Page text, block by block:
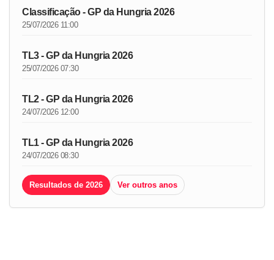
Classificação - GP da Hungria 2026
25/07/2026 11:00
TL3 - GP da Hungria 2026
25/07/2026 07:30
TL2 - GP da Hungria 2026
24/07/2026 12:00
TL1 - GP da Hungria 2026
24/07/2026 08:30
Resultados de 2026 Ver outros anos